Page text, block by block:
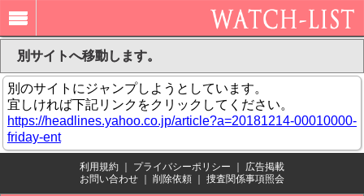
別サイトへ移動します。
別のサイトにジャンプしようとしています。
宜しければ下記リンクをクリックしてください。
https://headlines.yahoo.co.jp/article?a=20181214-00010000-
friday-ent
利用規約 プライバシーポリシー
広告掲載
お問い合わせ
削除依頼 捜査関係事項照会